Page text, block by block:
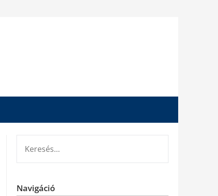
Navigáció